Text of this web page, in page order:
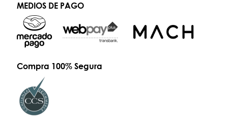
MEDIOS DE PAGO
Compra 100% Segura